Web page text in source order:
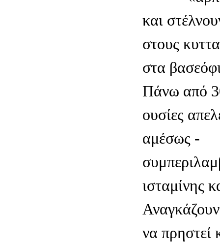
και
στους
στα
Πάνω από
ουσίες
αμέσως -
ισταμίνης
να πρηστεί